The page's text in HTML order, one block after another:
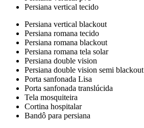
Persiana vertical tecido
Persiana vertical blackout
Persiana romana tecido
Persiana romana blackout
Persiana romana tela solar
Persiana double vision
Persiana double vision semi blackout
Porta sanfonada Lisa
Porta sanfonada translúcida
Tela mosquiteira
Cortina hospitalar
Bandô para persiana